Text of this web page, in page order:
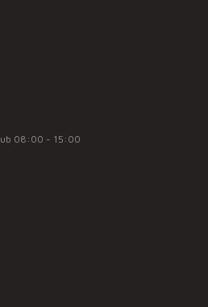
08:00 - 15:00